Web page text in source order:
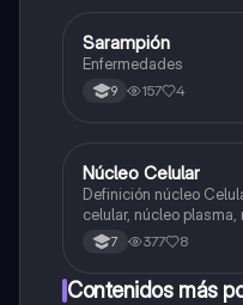
Biologia
Sarampión
Enfermedades
9 157 4
Biologia
Núcleo Celular
Definición núcleo Celular Definición de:
celular, núcleo
Interfase Fases de la
7 377 8
Contenidos más